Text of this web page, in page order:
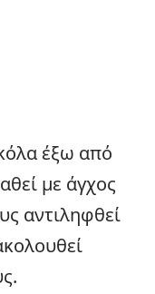
έξω από
με άγχος
αντιληφθεί